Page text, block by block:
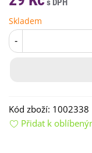
Skladem
-
Kód zboží: 1002338
Přidat k